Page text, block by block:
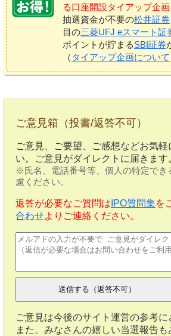
る口座開設タイアップ企画
抽選資金が不要の松井証券
目の三菱UFJ eスマート証
ポイントが貯まるSBI証券
（ タイアップ企画について
ご意見箱（投書/返答不可）
ご意見、ご要望、ご感想などお気軽
い。ご意見がダイレクトに届きます
※氏名、電話番号等、個人の特定でき
慮ください。
返答が必要なご質問は IPO質問集を
合わせよりご連絡ください。
ご意見は今後のサイト運営の参考に
また、みなさんの嬉しい当選報告